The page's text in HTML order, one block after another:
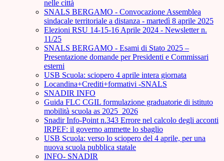
nelle città
SNALS BERGAMO - Convocazione Assemblea
sindacale territoriale a distanza - martedì 8 aprile 2025
Elezioni RSU 14-15-16 Aprile 2024 - Newsletter n.
11/25
SNALS BERGAMO - Esami di Stato 2025 –
Presentazione domande per Presidenti e Commissari
esterni
USB Scuola: sciopero 4 aprile intera giornata
Locandina+Crediti+formativi -SNALS
SNADIR INFO
Guida FLC CGIL formulazione graduatorie di istituto
mobilità scuola as 2025_2026
Snadir Info-Point n.343 Errore nel calcolo degli acconti
IRPEF: il governo ammette lo sbaglio
USB Scuola: verso lo sciopero del 4 aprile, per una
nuova scuola pubblica statale
INFO- SNADIR